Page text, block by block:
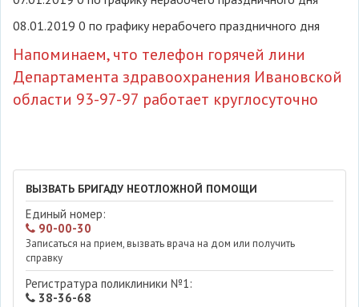
08.01.2019 0 по графику нерабочего праздничного дня
Напоминаем, что телефон горячей лини
Департамента здравоохранения Ивановской
области 93-97-97 работает круглосуточно
ВЫЗВАТЬ БРИГАДУ НЕОТЛОЖНОЙ ПОМОЩИ
Единый номер:
90-00-30
Записаться на прием, вызвать врача на дом или получить
справку
Регистратура поликлиники №1:
38-36-68